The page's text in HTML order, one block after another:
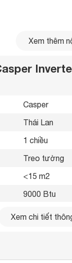
có khả
Xem thêm
Casper
Thái Lan
1 chiều
Treo tường
<15 m2
9000 Btu
1.1 kW/h
Xem chi tiết